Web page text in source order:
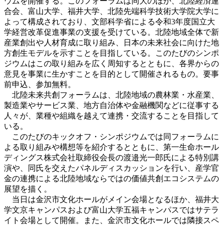
合会、富山大学、福井大学、北陸先端科学技術大学院大学に
よって構成されており、文部科学省による令和3年度国立大
学経営改革促進事業の支援を受けている。北陸地域全体で新
産業創出や人材育成に取り組み、日本の未来社会に向けた地
方創生モデルを示すことを目指している。このたびのシンポ
ジウムはこの取り組みを広く周知するとともに、各界からの
意見を事業に生かすことを目的として開催されるもの。要事
前申込、参加無料。
北陸未来共創フォーラムは、北陸地域の農林業・水産業、
製造業やサービス業、地方自治体や金融機関などに従事する
人々が、業種や組織を越えて連携・交流することを目指して
いる。
このたびのキックオフ・シンポジウムでは同フォーラムに
よる取り組みや構想等を紹介するとともに、第一生命ホール
ディングス株式会社取締役会長の渡邉光一郎氏による特別講
演や、同氏を交えたパネルディスカッションを行い、産学官
金の連携による北陸地域ならではの価値共創エコシステムの
展望を描く。
当日は金沢市文化ホールがメイン会場となるほか、福井大
学文京キャンパスおよび富山大学五福キャンパスではサテラ
イト会場として開催。また、金沢市文化ホールでは隣接スペ